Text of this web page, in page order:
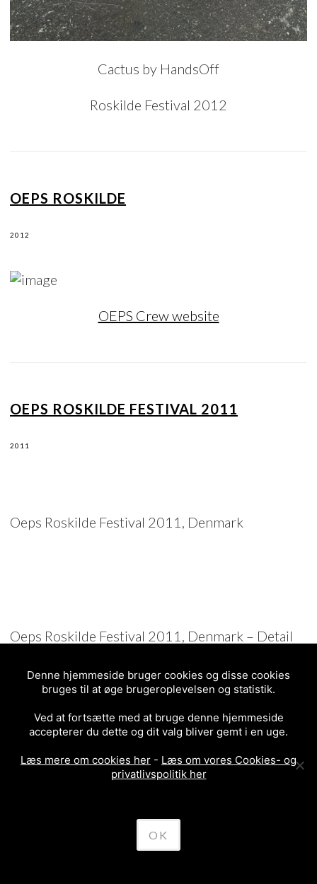
Cactus by HandsOff
Roskilde Festival 2012
OEPS ROSKILDE
2012
OEPS Crew website
OEPS ROSKILDE FESTIVAL 2011
2011
Oeps Roskilde Festival 2011, Denmark
Oeps Roskilde Festival 2011, Denmark – Detail
Denne hjemmeside bruger cookies og disse cookies
bruges til at øge brugeroplevelsen og statistik.
Ved at fortsætte med at bruge denne hjemmeside
accepterer du dette og dit valg bliver gemt i en uge.
Læs mere om cookies her - Læs om vores Cookies- og
privatlivspolitik her
OK